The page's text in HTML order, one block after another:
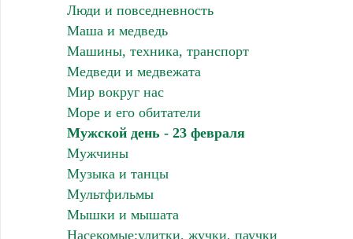
Люди и повседневность
Маша и медведь
Машины, техника, транспорт
Медведи и медвежата
Мир вокруг нас
Море и его обитатели
Мужской день - 23 февраля
Мужчины
Музыка и танцы
Мультфильмы
Мышки и мышата
Насекомые:улитки, жучки, паучки